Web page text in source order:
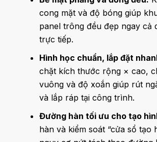
cong mặt và độ bóng giúp
panel trông đều đẹp ngay cả
trực tiếp.
Hình học chuẩn, lắp đặt
chặt kích thước rộng × cao,
vuông và độ xoắn giúp rút
và lắp ráp tại công trình.
Đường hàn tối ưu cho tạo
hàn và kiểm soát “cửa sổ tạo